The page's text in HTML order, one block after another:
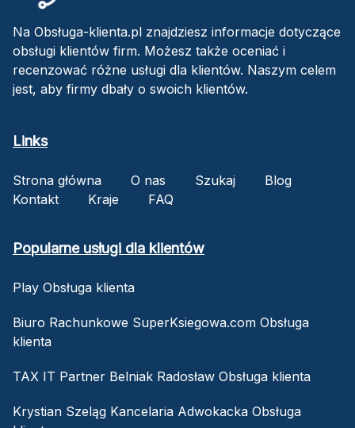
Na Obsługa-klienta.pl znajdziesz informacje dotyczące
obsługi klientów firm. Możesz także oceniać i
recenzować różne usługi dla klientów. Naszym celem
jest, aby firmy dbały o swoich klientów.
Links
Strona główna O nas Szukaj
Blog
Kontakt
Kraje FAQ
Popularne usługi dla klientów
Play Obsługa klienta
Biuro Rachunkowe SuperKsiegowa.com Obsługa
klienta
TAX IT Partner Belniak Radosław Obsługa klienta
Krystian Szeląg Kancelaria Adwokacka Obsługa